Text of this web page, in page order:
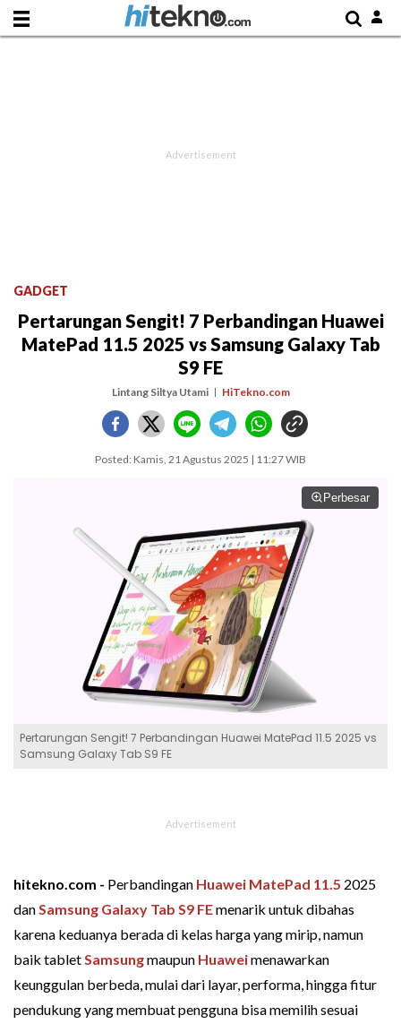
GADGET
Pertarungan Sengit! 7 Perbandingan Huawei
MatePad 11.5 2025 vs Samsung Galaxy Tab
S9 FE
Lintang Siltya Utami HiTekno.com
Posted: Kamis, 21 Agustus 2025 | 11:27 WIB
Perbesar
Pertarungan Sengit! 7 Perbandingan Huawei MatePad 11.5 2025 vs
Samsung Galaxy Tab S9 FE
hitekno.com - Perbandingan Huawei MatePad 11.5 2025
danSamsung Galaxy Tab S9 FEmenarik untuk dibahas
karena keduanya berada di kelas harga yang mirip, namun
baik tabletSamsungmaupun Huaweimenawarkan
keunggulan berbeda, mulai dari layar, performa, hingga fitur
pendukung yang membuat pengguna bisa memilih sesuai